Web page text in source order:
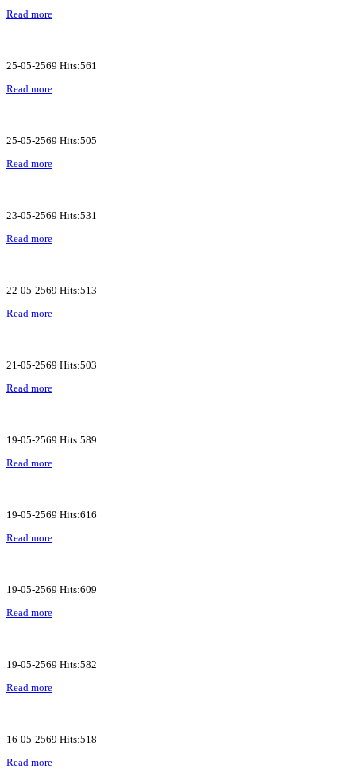
Read more
25-05-2569 Hits:561
Read more
25-05-2569 Hits:505
Read more
23-05-2569 Hits:531
Read more
22-05-2569 Hits:513
Read more
21-05-2569 Hits:503
Read more
19-05-2569 Hits:589
Read more
19-05-2569 Hits:616
Read more
19-05-2569 Hits:609
Read more
19-05-2569 Hits:582
Read more
16-05-2569 Hits:518
Read more